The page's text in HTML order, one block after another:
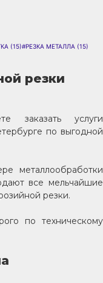
(15)#РЕЗКА МЕТАЛЛА (15)
резки
услуги
по выгодной
металлообработки
все мельчайшие
резки.
по техническому